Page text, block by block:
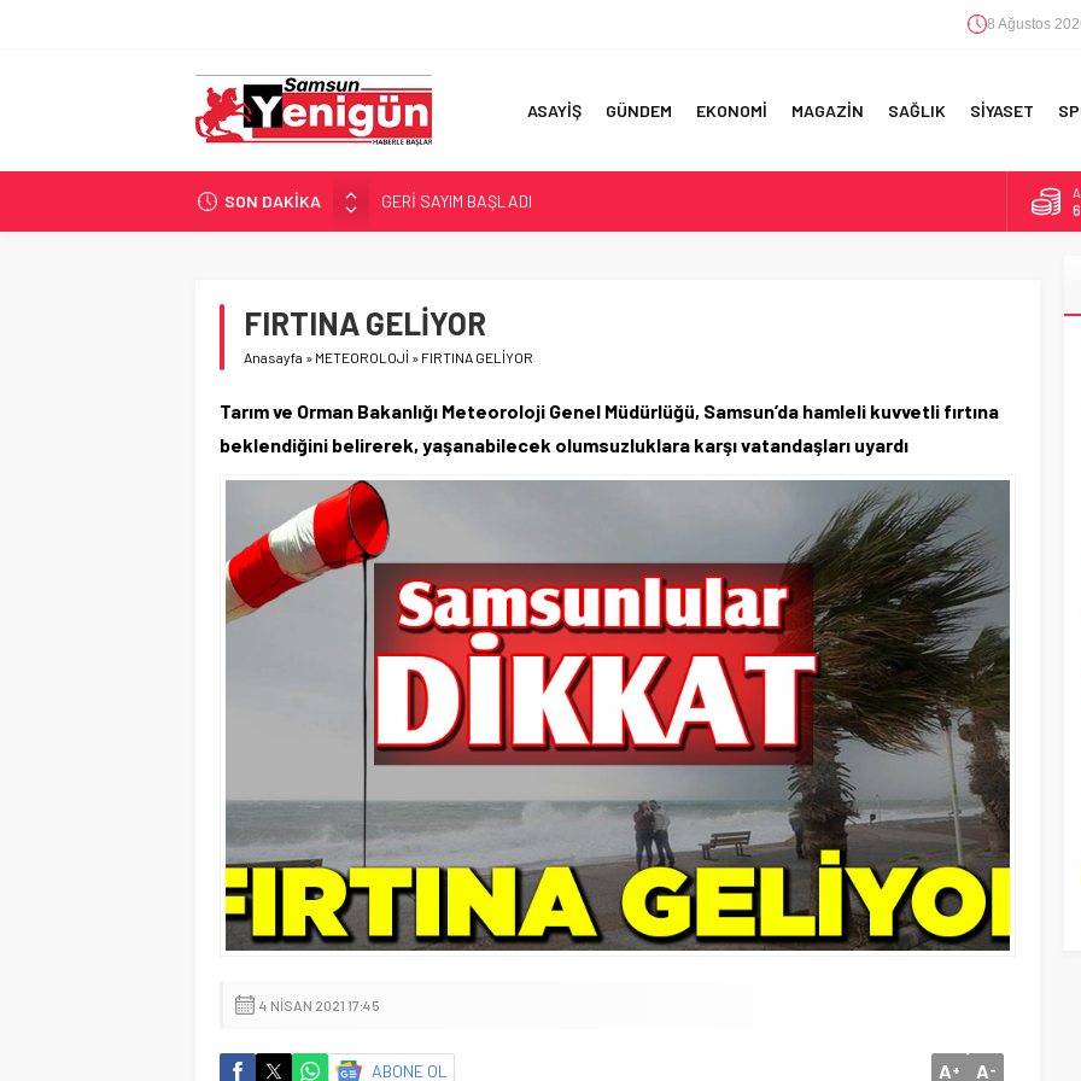
8 Ağustos
ASAYİŞ GÜNDEM EKONOMİ MAGAZİN SAĞLIK SİYASET
SON DAKİKA
GERİ SAYIM BAŞLADI
SAMSUNSPOR’DA HEDEF 5’İNCİLİK!
İŞTE FINDIK FİYATI!
YÖNETİCİ SEÇERKEN YAPILAN EN BÜYÜK HATALAR
FIRTINA GELİYOR
Anasayfa » METEOROLOJİ » FIRTINA GELİYOR
Tarım ve Orman Bakanlığı Meteoroloji Genel Müdürlüğü, Samsun’da hamleli kuvvetli fırtına
beklendiğini belirerek, yaşanabilecek olumsuzluklara karşı vatandaşları uyardı
4 NISAN 2021 17:45
ABONE OL A+ A-